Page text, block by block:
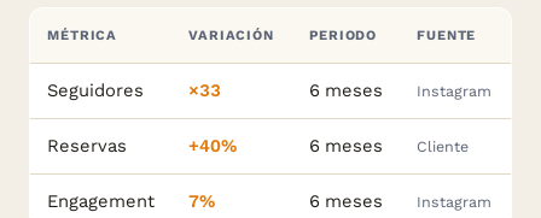
MÉTRICA VARIACIÓN PERIODO FUENTE
Seguidores ×33 6 meses Instagram
Reservas +40% 6 meses Cliente
Engagement 7% 6 meses Instagram